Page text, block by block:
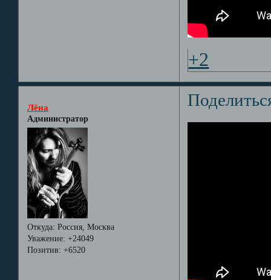
+2
Лёна
Администратор
Откуда: Россия, Москва
Уважение: +24049
Позитив: +6520